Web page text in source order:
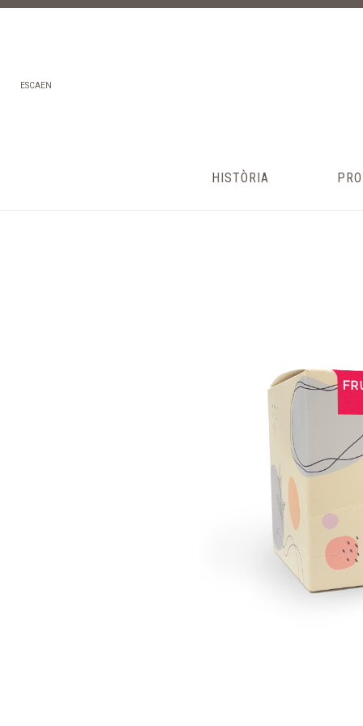
ESCAEN
HISTÒRIA